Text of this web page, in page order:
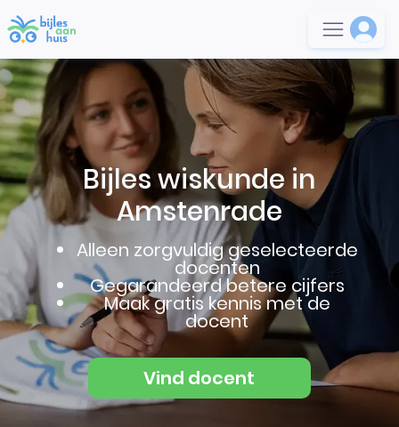
Bijles wiskunde in
Amstenrade
Alleen zorgvuldig geselecteerde
docenten
Gegarandeerd betere cijfers
Maak gratis kennis met de
docent
Vind docent